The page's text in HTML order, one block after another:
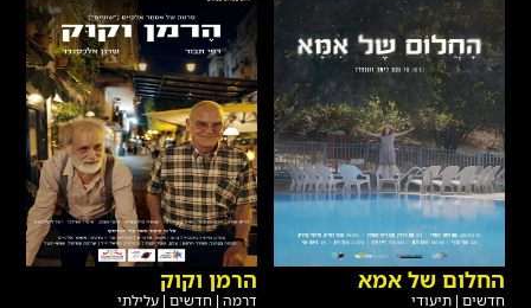
החלום של אמא
חדשים |תיעודי
הרמן וקוק
דרמה | חדשים | עלילתי